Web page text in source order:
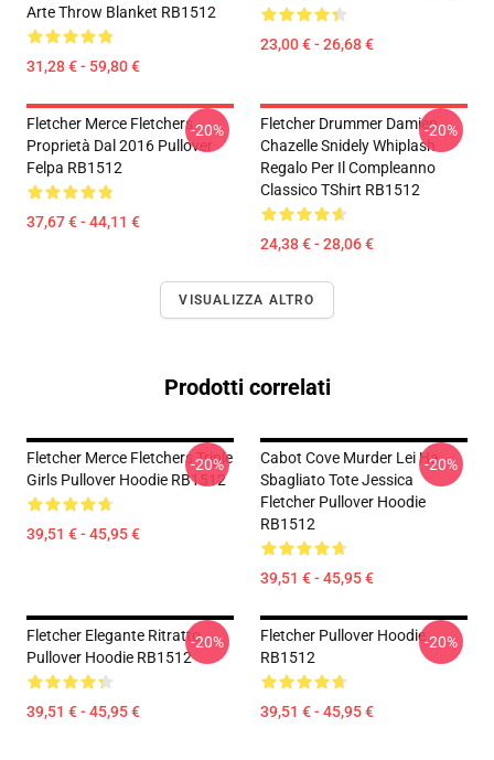
Arte Throw Blanket RB1512
31,28 € - 59,80 €
23,00 € - 26,68 €
Fletcher Merce Fletchers
Proprietà Dal 2016 Pullover
Felpa RB1512
37,67 € - 44,11 €
-20%
Fletcher Drummer Damien
Chazelle Snidely Whiplash
Regalo Per Il Compleanno
Classico TShirt RB1512
24,38 € - 28,06 €
-20%
VISUALIZZA ALTRO
Prodotti correlati
Fletcher Merce Fletchers Triple
Girls Pullover Hoodie RB1512
39,51 € - 45,95 €
-20%
Cabot Cove Murder Lei Ha
Sbagliato Tote Jessica
Fletcher Pullover Hoodie
RB1512
39,51 € - 45,95 €
-20%
Fletcher Elegante Ritratto
Pullover Hoodie RB1512
39,51 € - 45,95 €
-20%
Fletcher Pullover Hoodie
RB1512
39,51 € - 45,95 €
-20%